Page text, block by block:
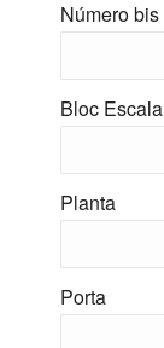
Número bis
Bloc Escala
Planta
Porta